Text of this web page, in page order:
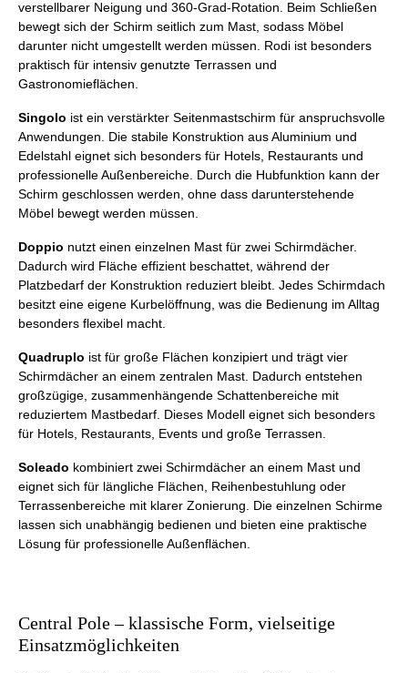
verstellbarer Neigung und 360-Grad-Rotation. Beim Schließen
bewegt sich der Schirm seitlich zum Mast, sodass Möbel
darunter nicht umgestellt werden müssen. Rodi ist besonders
praktisch für intensiv genutzte Terrassen und
Gastronomieflächen.
Singolo ist ein verstärkter Seitenmastschirm für anspruchsvolle
Anwendungen. Die stabile Konstruktion aus Aluminium und
Edelstahl eignet sich besonders für Hotels, Restaurants und
professionelle Außenbereiche. Durch die Hubfunktion kann der
Schirm geschlossen werden, ohne dass darunterstehende
Möbel bewegt werden müssen.
Doppio nutzt einen einzelnen Mast für zwei Schirmdächer.
Dadurch wird Fläche effizient beschattet, während der
Platzbedarf der Konstruktion reduziert bleibt. Jedes Schirmdach
besitzt eine eigene Kurbelöffnung, was die Bedienung im Alltag
besonders flexibel macht.
Quadruplo ist für große Flächen konzipiert und trägt vier
Schirmdächer an einem zentralen Mast. Dadurch entstehen
großzügige, zusammenhängende Schattenbereiche mit
reduziertem Mastbedarf. Dieses Modell eignet sich besonders
für Hotels, Restaurants, Events und große Terrassen.
Soleado kombiniert zwei Schirmdächer an einem Mast und
eignet sich für längliche Flächen, Reihenbestuhlung oder
Terrassenbereiche mit klarer Zonierung. Die einzelnen Schirme
lassen sich unabhängig bedienen und bieten eine praktische
Lösung für professionelle Außenflächen.
Central Pole – klassische Form, vielseitige
Einsatzmöglichkeiten